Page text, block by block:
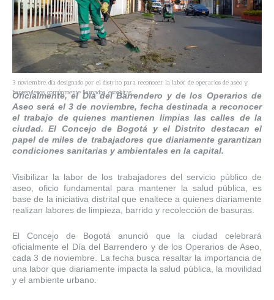
3 noviembre, día designado por el distrito para reconocer la labor de operarios de aseo y
barrenderos, comúnmente llamados ‘escobitas’.
Oficialmente, el Día del Barrendero y de los Operarios de
Aseo será el 3 de noviembre, fecha destinada a reconocer
el trabajo de quienes mantienen limpias las calles de la
ciudad. El Concejo de Bogotá y el Distrito destacan el
papel de miles de trabajadores que diariamente garantizan
condiciones sanitarias y ambientales en la capital.
Visibilizar la labor de los trabajadores del servicio público de
aseo, oficio fundamental para mantener la salud pública, es
base de la iniciativa distrital que enaltece a quienes diariamente
realizan labores de limpieza, barrido y recolección de basuras.
El Concejo de Bogotá anunció que la ciudad celebrará
oficialmente el Día del Barrendero y de los Operarios de Aseo,
cada 3 de noviembre. La fecha busca resaltar la importancia de
una labor que diariamente impacta la salud pública, la movilidad
y el ambiente urbano.